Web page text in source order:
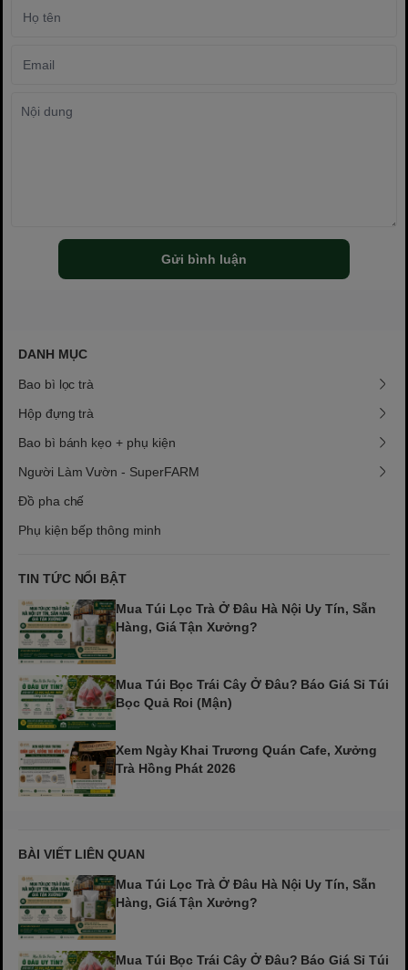
Gửi bình luận
DANH MỤC
Bao bì lọc trà
Hộp đựng trà
Bao bì bánh kẹo + phụ kiện
Người Làm Vườn - SuperFARM
Đồ pha chế
Phụ kiện bếp thông minh
TIN TỨC NỔI BẬT
Mua Túi Lọc Trà Ở Đâu Hà Nội Uy Tín, Sẵn
Hàng, Giá Tận Xưởng?
Mua Túi Bọc Trái Cây Ở Đâu? Báo Giá Sỉ Túi
Bọc Quả Roi (Mận)
Xem Ngày Khai Trương Quán Cafe, Xưởng
Trà Hồng Phát 2026
BÀI VIẾT LIÊN QUAN
Mua Túi Lọc Trà Ở Đâu Hà Nội Uy Tín, Sẵn
Hàng, Giá Tận Xưởng?
Mua Túi Bọc Trái Cây Ở Đâu? Báo Giá Sỉ Túi